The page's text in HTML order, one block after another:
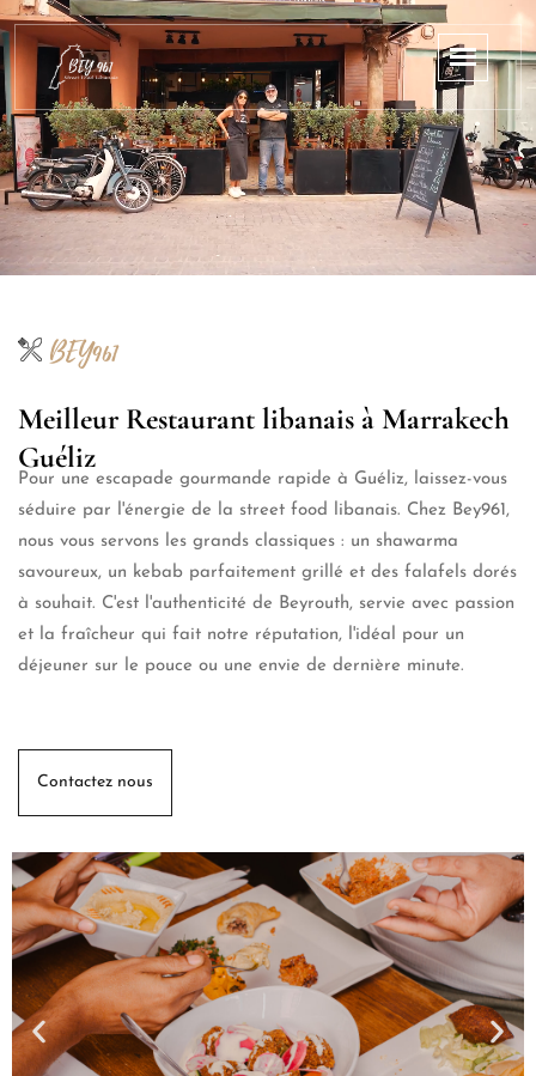
BEY961
Meilleur Restaurant libanais à Marrakech
Guéliz
Pour une escapade gourmande rapide à Guéliz, laissez-vous
séduire par l'énergie de la street food libanais. Chez Bey961,
nous vous servons les grands classiques : un shawarma
savoureux, un kebab parfaitement grillé et des falafels dorés
à souhait. C'est l'authenticité de Beyrouth, servie avec passion
et la fraîcheur qui fait notre réputation, l'idéal pour un
déjeuner sur le pouce ou une envie de dernière minute.
Contactez nous